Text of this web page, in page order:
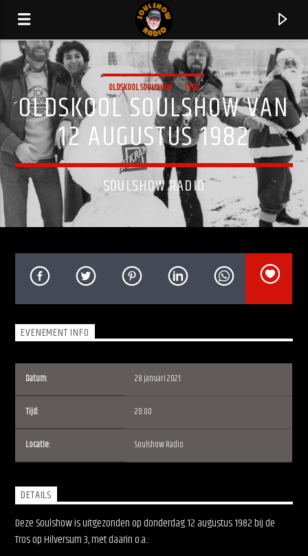
BUTTERFLIES (FEAT. WILL DOWNING)
OLDSKOOL SOULSHOW TROS
OLDSKOOL SOULSHOW VAN
12 AUGUSTUS 1982
SOULSHOW RADIO
EVENEMENT INFO
Datum: 28 januari 2021
Tijd: 20:00
Locatie: Soulshow Radio
DETAILS
Deze Soulshow is uitgezonden op donderdag 12 augustus 1982 bij de
Tros op Hilversum 3, met daarin o.a.: